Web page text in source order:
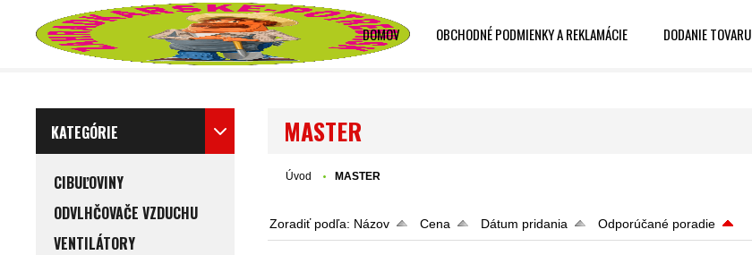
DOMOV OBCHODNÉ PODMIENKY A REKLAMÁCIE DODANIE TOVARU
KATEGÓRIE
CIBUĽOVINY
ODVLHČOVAČE VZDUCHU
VENTILÁTORY
MASTER
Úvod MASTER
Zoradiť podľa: Názov Cena Dátum pridania Odporúčané poradie